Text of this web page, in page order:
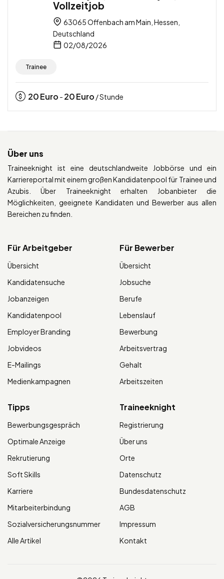
Vollzeitjob
63065 Offenbach am Main, Hessen,
Deutschland
02/08/2026
Trainee
20Euro - 20Euro / Stunde
Über uns
Traineeknight ist eine deutschlandweite Jobbörse und ein
Karriereportal mit einem großen Kandidatenpool für Trainee und
Azubis. Über Traineeknight erhalten Jobanbieter die
Möglichkeiten, geeignete Kandidaten und Bewerber aus allen
Bereichen zu finden.
Für Arbeitgeber
Übersicht
Kandidatensuche
Jobanzeigen
Kandidatenpool
Employer Branding
Jobvideos
E-Mailings
Medienkampagnen
Für Bewerber
Übersicht
Jobsuche
Berufe
Lebenslauf
Bewerbung
Arbeitsvertrag
Gehalt
Arbeitszeiten
Tipps
Bewerbungsgespräch
Optimale Anzeige
Rekrutierung
Soft Skills
Karriere
Mitarbeiterbindung
Sozialversicherungsnummer
Alle Artikel
Traineeknight
Registrierung
Über uns
Orte
Datenschutz
Bundesdatenschutz
AGB
Impressum
Kontakt